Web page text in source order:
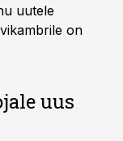
uutele
on
uus